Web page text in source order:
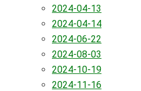
2024-04-13
2024-04-14
2024-06-22
2024-08-03
2024-10-19
2024-11-16